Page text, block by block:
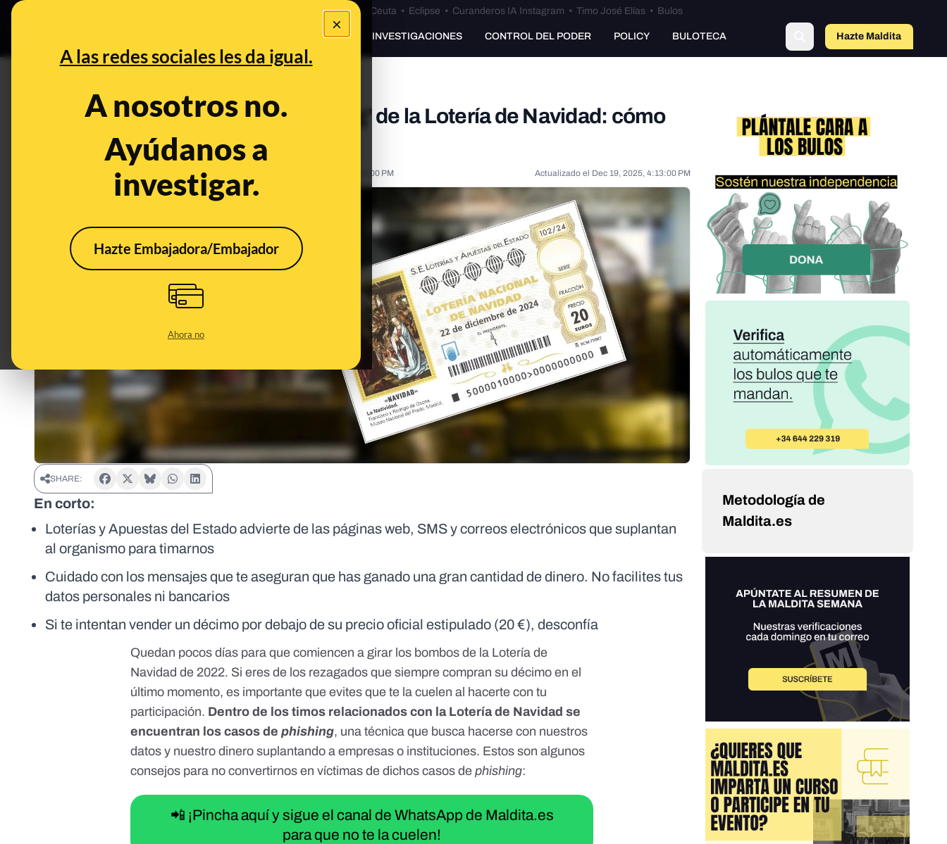
×
A las redes sociales les da igual.
A nosotros no.
Ayúdanos a
investigar.
Hazte Embajadora/Embajador
Ahora no
Especial Ceuta•Bulos Ceuta • Eclipse • Curanderos IA Instagram • Timo José Elías • Bulos
PREBUNKING INVESTIGACIONES CONTROL DEL PODER POLICY BULOTECA Hazte Maldita
Cuidado con los casos de ‘phishing’ de la Lotería de Navidad: cómo
son y cómo podemos detectarlos
Dec 21, 2020, 8:14:00 PM Actualizado el Dec 19, 2025, 4:13:00 PM
SHARE:
En corto:
Loterías y Apuestas del Estado advierte de las páginas web, SMS y correos electrónicos que suplantan
al organismo para timarnos
Cuidado con los mensajes que te aseguran que has ganado una gran cantidad de dinero. No facilites tus
datos personales ni bancarios
Si te intentan vender un décimo por debajo de su precio oficial estipulado (20 €), desconfía
Quedan pocos días para que comiencen a girar los bombos de la Lotería de
Navidad de 2022. Si eres de los rezagados que siempre compran su décimo en el
último momento, es importante que evites que te la cuelen al hacerte con tu
participación. Dentro de los timos relacionados con la Lotería de Navidad se
encuentran los casos dephishing, una técnica que busca hacerse con nuestros
datos y nuestro dinero suplantando a empresas o instituciones. Estos son algunos
consejos para no convertirnos en víctimas de dichos casos dephishing:
📲 ¡Pincha aquí y sigue el canal de WhatsApp de Maldita.es
para que no te la cuelen!
Metodología de
Maldita.es